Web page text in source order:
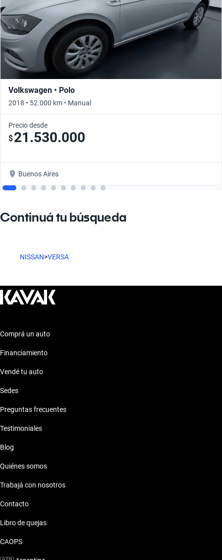
Volkswagen • Polo
2018 • 52.000 km • Manual
Precio desde
$21.530.000
Buenos Aires
Continuá tu búsqueda
NISSAN>VERSA
Comprá un auto
Financiamiento
Vendé tu auto
Sedes
Preguntas frecuentes
Testimoniales
Blog
Quiénes somos
Trabajá con nosotros
Contacto
Libro de quejas
CAOPS